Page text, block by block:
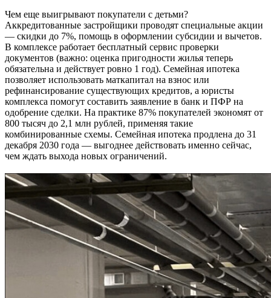
Чем еще выигрывают покупатели с детьми?
Аккредитованные застройщики проводят специальные акции
— скидки до 7%, помощь в оформлении субсидии и вычетов.
В комплексе работает бесплатный сервис проверки
документов (важно: оценка пригодности жилья теперь
обязательна и действует ровно 1 год). Семейная ипотека
позволяет использовать маткапитал на взнос или
рефинансирование существующих кредитов, а юристы
комплекса помогут составить заявление в банк и ПФР на
одобрение сделки. На практике 87% покупателей экономят от
800 тысяч до 2,1 млн рублей, применяя такие
комбинированные схемы. Семейная ипотека продлена до 31
декабря 2030 года — выгоднее действовать именно сейчас,
чем ждать выхода новых ограничений.